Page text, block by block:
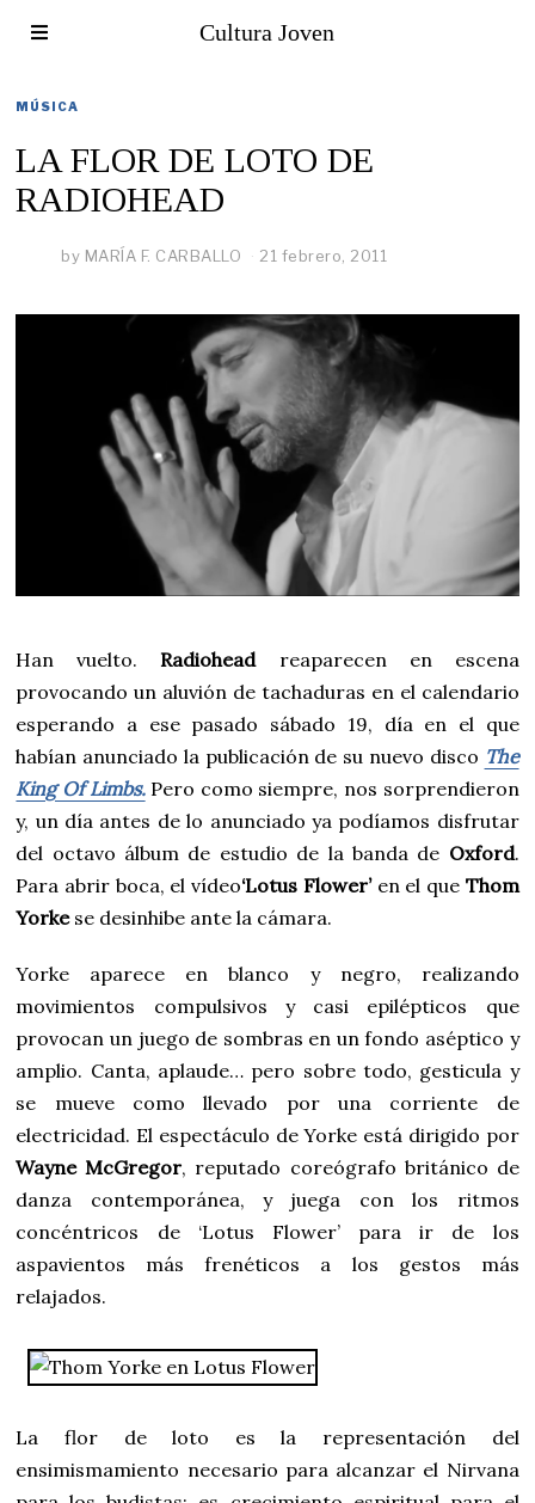
Cultura Joven
MÚSICA
LA FLOR DE LOTO DE
RADIOHEAD
by MARÍA F. CARBALLO 21 febrero, 2011
Han vuelto.Radioheadreaparecen en escena
provocando un aluvión de tachaduras en el calendario
esperando a ese pasado sábado 19, día en el que
habían anunciado la publicación de su nuevo disco The
King Of Limbs.Pero como siempre, nos sorprendieron
y, un día antes de lo anunciado ya podíamos disfrutar
del octavo álbum de estudio de la banda de Oxford.
Para abrir boca, el vídeo‘Lotus Flower’en el que Thom
Yorkese desinhibe ante la cámara.
Yorke aparece en blanco y negro, realizando
movimientos compulsivos y casi epilépticos que
provocan un juego de sombras en un fondo aséptico y
amplio. Canta, aplaude… pero sobre todo, gesticula y
se mueve como llevado por una corriente de
electricidad. El espectáculo de Yorke está dirigido por
Wayne McGregor, reputado coreógrafo británico de
danza contemporánea, y juega con los ritmos
concéntricos de ‘Lotus Flower’ para ir de los
aspavientos más frenéticos a los gestos más
relajados.
La flor de loto es la representación del
ensimismamiento necesario para alcanzar el Nirvana